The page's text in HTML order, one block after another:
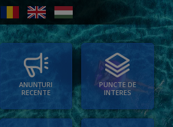
ANUNȚURI
RECENTE
PUNCTE DE
INTERES